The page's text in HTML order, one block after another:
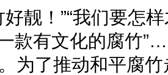
好靓！”“我们要怎
一款有文化的腐竹
为了推动和平腐竹